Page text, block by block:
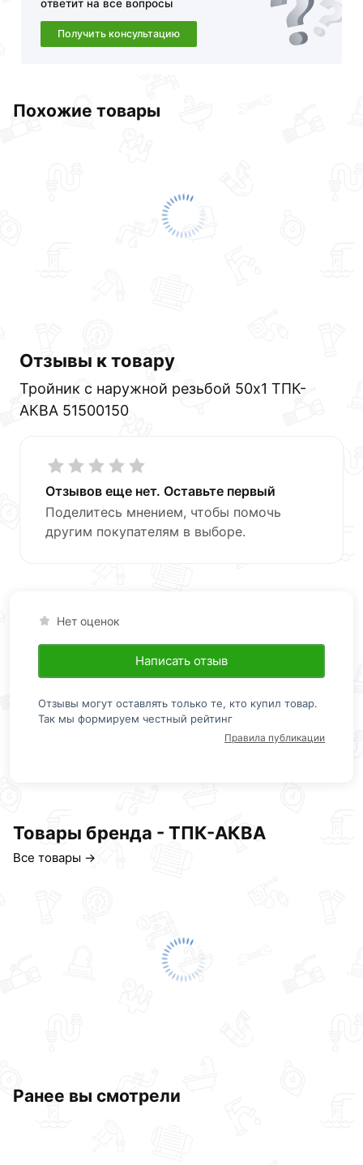
ответит на все вопросы
Получить консультацию
Похожие товары
Отзывы к товару
Тройник с наружной резьбой 50х1 ТПК-
АКВА 51500150
Отзывов еще нет. Оставьте первый
Поделитесь мнением, чтобы помочь
другим покупателям в выборе.
Нет оценок
Написать отзыв
Отзывы могут оставлять только те, кто купил товар.
Так мы формируем честный рейтинг
Правила публикации
Товары бренда - ТПК-АКВА
Все товары →
Ранее вы смотрели